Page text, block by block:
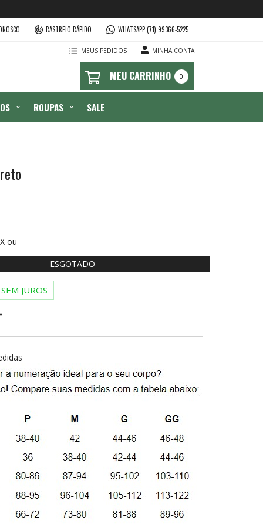
RASTREIO RÁPIDO WHATSAPP (71) 99366-5225
MEUS PEDIDOS MINHA CONTA
0
ROUPAS SALE
ou
ESGOTADO
JUROS